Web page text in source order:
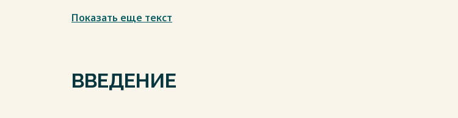
3.1 Проблемы пенитенциарной системы в России 46
Весь текст будет доступен
Показать еще текст
ВВЕДЕНИЕ